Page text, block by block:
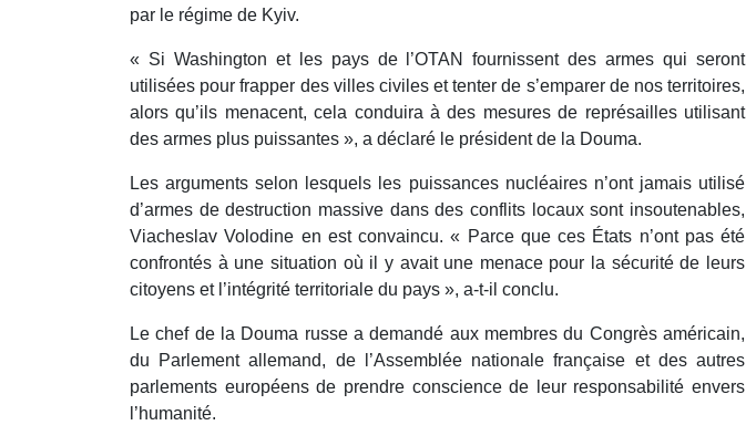
par le régime de Kyiv.
« Si Washington et les pays de l’OTAN fournissent des armes qui seront
utilisées pour frapper des villes civiles et tenter de s’emparer de nos territoires,
alors qu’ils menacent, cela conduira à des mesures de représailles utilisant
des armes plus puissantes », a déclaré le président de la Douma.
Les arguments selon lesquels les puissances nucléaires n’ont jamais utilisé
d’armes de destruction massive dans des conflits locaux sont insoutenables,
Viacheslav Volodine en est convaincu. « Parce que ces États n’ont pas été
confrontés à une situation où il y avait une menace pour la sécurité de leurs
citoyens et l’intégrité territoriale du pays », a-t-il conclu.
Le chef de la Douma russe a demandé aux membres du Congrès américain,
du Parlement allemand, de l’Assemblée nationale française et des autres
parlements européens de prendre conscience de leur responsabilité envers
l’humanité.